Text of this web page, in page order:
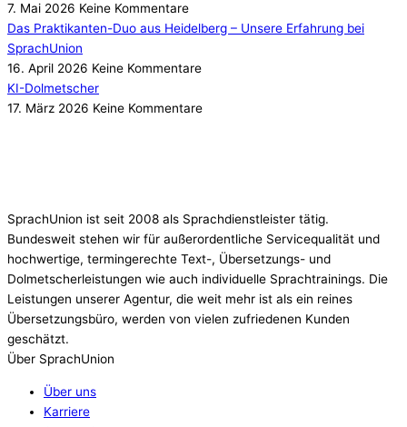
7. Mai 2026 Keine Kommentare
Das Praktikanten-Duo aus Heidelberg – Unsere Erfahrung bei
SprachUnion
16. April 2026 Keine Kommentare
KI-Dolmetscher
17. März 2026 Keine Kommentare
SprachUnion ist seit 2008 als Sprachdienstleister tätig.
Bundesweit stehen wir für außerordentliche Servicequalität und
hochwertige, termingerechte Text-, Übersetzungs- und
Dolmetscherleistungen wie auch individuelle Sprachtrainings. Die
Leistungen unserer Agentur, die weit mehr ist als ein reines
Übersetzungsbüro, werden von vielen zufriedenen Kunden
geschätzt.
Über SprachUnion
Über uns
Karriere